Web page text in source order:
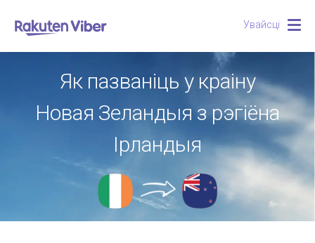
Увайсці
Як пазваніць у краіну
Новая Зеландыя з рэгіёна
Ірландыя